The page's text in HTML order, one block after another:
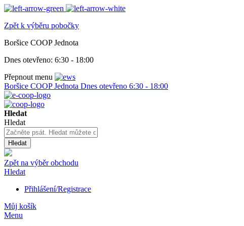
Zpět k výběru pobočky
Boršice COOP Jednota
Dnes otevřeno: 6:30 - 18:00
Přepnout menu
Boršice COOP Jednota Dnes otevřeno 6:30 - 18:00
Hledat
Hledat
Hledat
Zpět na výběr obchodu
Hledat
Přihlášení/Registrace
Můj košík
Menu